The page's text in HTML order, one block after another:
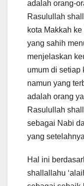
adalah orang-
Rasulullah
kota Makkah
yang sahih
menjelaskan
umum di setiap
namun yang
adalah orang
Rasulullah
sebagai Nabi
yang
Hal ini
shallallahu